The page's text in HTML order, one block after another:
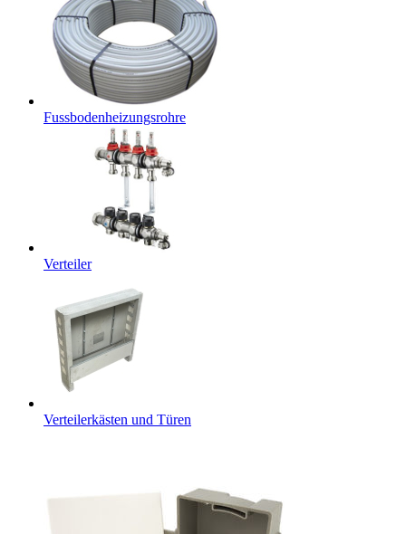
Fussbodenheizungsrohre
Verteiler
Verteilerkästen und Türen